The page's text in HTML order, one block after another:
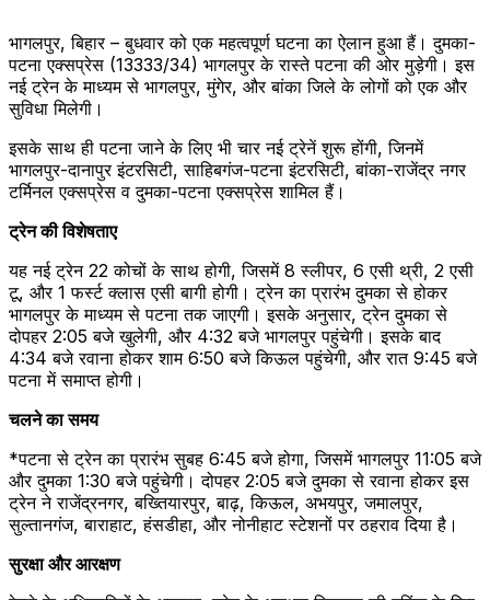
भागलपुर, बिहार – बुधवार को एक महत्वपूर्ण घटना का ऐलान हुआ हैं। दुमका-
पटना एक्सप्रेस (13333/34) भागलपुर के रास्ते पटना की ओर मुड़ेगी। इस
नई ट्रेन के माध्यम से भागलपुर, मुंगेर, और बांका जिले के लोगों को एक और
सुविधा मिलेगी।
इसके साथ ही पटना जाने के लिए भी चार नई ट्रेनें शुरू होंगी, जिनमें
भागलपुर-दानापुर इंटरसिटी, साहिबगंज-पटना इंटरसिटी, बांका-राजेंद्र नगर
टर्मिनल एक्सप्रेस व दुमका-पटना एक्सप्रेस शामिल हैं।
ट्रेन की विशेषताए
यह नई ट्रेन 22 कोचों के साथ होगी, जिसमें 8 स्लीपर, 6 एसी थ्री, 2 एसी
टू, और 1 फर्स्ट क्लास एसी बागी होगी। ट्रेन का प्रारंभ दुमका से होकर
भागलपुर के माध्यम से पटना तक जाएगी। इसके अनुसार, ट्रेन दुमका से
दोपहर 2:05 बजे खुलेगी, और 4:32 बजे भागलपुर पहुंचेगी। इसके बाद
4:34 बजे रवाना होकर शाम 6:50 बजे किऊल पहुंचेगी, और रात 9:45 बजे
पटना में समाप्त होगी।
चलने का समय
*पटना से ट्रेन का प्रारंभ सुबह 6:45 बजे होगा, जिसमें भागलपुर 11:05 बजे
और दुमका 1:30 बजे पहुंचेगी। दोपहर 2:05 बजे दुमका से रवाना होकर इस
ट्रेन ने राजेंद्रनगर, बख्तियारपुर, बाढ़, किऊल, अभयपुर, जमालपुर,
सुल्तानगंज, बाराहाट, हंसडीहा, और नोनीहाट स्टेशनों पर ठहराव दिया है।
सुरक्षा और आरक्षण